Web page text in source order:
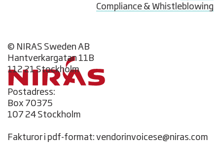
© NIRAS Sweden AB
Hantverkargatan 11B
112 21 Stockholm
Postadress:
Box 70375
107 24 Stockholm
Fakturor i pdf-format: vendorinvoicese@niras.com
Compliance & Whistleblowing